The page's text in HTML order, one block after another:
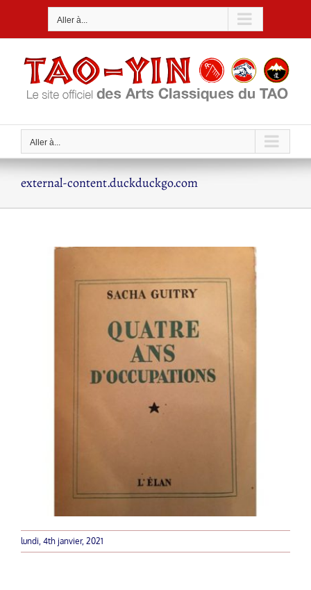
Aller à...
Aller à...
external-content.duckduckgo.com
lundi, 4th janvier, 2021